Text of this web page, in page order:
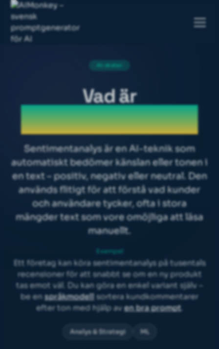
AI-skolan
Vad är
Sentimentanalys
Sentimentanalys är en AI-teknik som
automatiskt bedömer känslan eller tonen i
en text – positiv, negativ eller neutral. Den
används flitigt för att förstå vad kunder
och användare tycker, ofta i stora
mängder text som vore omöjliga att läsa
manuellt.
Exempel
Ett företag kan köra sentimentanalys på tusentals
recensioner för att snabbt se om en ny produkt
tas emot väl. Du kan göra en enkel variant själv –
be enspråkmodell sortera kundkommentarer
efter ton med hjälp aven bra prompt.
Analys & Strategi ML